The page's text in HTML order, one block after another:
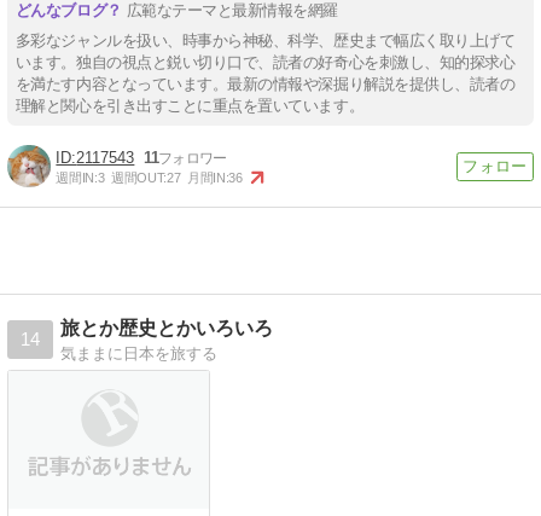
広範なテーマと最新情報を網羅
多彩なジャンルを扱い、時事から神秘、科学、歴史まで幅広く取り上げて
います。独自の視点と鋭い切り口で、読者の好奇心を刺激し、知的探求心
を満たす内容となっています。最新の情報や深掘り解説を提供し、読者の
理解と関心を引き出すことに重点を置いています。
2117543 11
週間IN:3 週間OUT:27 月間IN:36
14
旅とか歴史とかいろいろ
気ままに日本を旅する